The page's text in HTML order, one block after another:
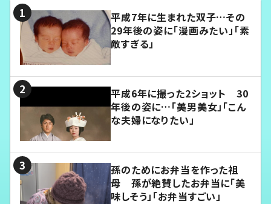
平成7年に生まれた双子…その
29年後の姿に「漫画みたい」「素
敵すぎる」
平成6年に撮った2ショット 30
年後の姿に…「美男美女」「こん
な夫婦になりたい」
孫のためにお弁当を作った祖
母 孫が絶賛したお弁当に「美
味しそう」「お弁当すごい」